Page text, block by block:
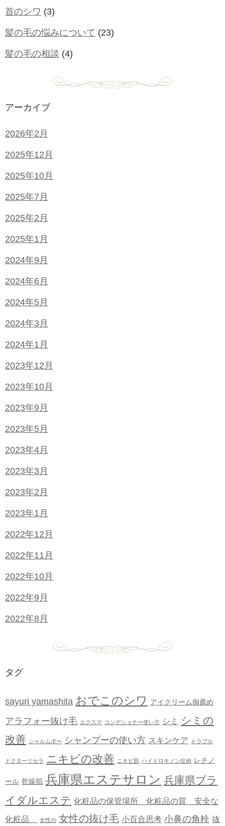
首のシワ (3)
髪の毛の悩みについて (23)
髪の毛の相談 (4)
アーカイブ
2026年2月
2025年12月
2025年10月
2025年7月
2025年2月
2025年1月
2024年9月
2024年6月
2024年5月
2024年3月
2024年1月
2023年12月
2023年10月
2023年9月
2023年5月
2023年4月
2023年3月
2023年2月
2023年1月
2022年12月
2022年11月
2022年10月
2022年9月
2022年8月
タグ
sayuri yamashita おでこのシワ アイクリーム御薦め
アラフォー抜け毛 エクスマ コンデショナー使い方 シミ
シミの
改善 シャルムポー シャンプーの使い方 スキンケア トラブル
ドクターリセラ ニキビの改善 ニキビ肌 ハイドロキノン症例 レチノ
ール 乾燥肌 兵庫県エステサロン 兵庫県ブラ
イダルエステ 化粧品の保管場所 化粧品の質 安全な
化粧品
女性の 女性の抜け毛 小百合思考 小鼻の角栓 抜